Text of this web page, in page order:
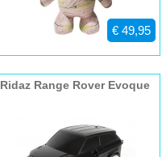
€ 49,95
Ridaz Range Rover Evoque